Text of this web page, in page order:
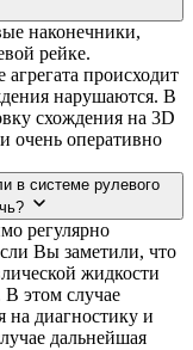
наконечники,
рейке.
происходит
нарушаются. В
схождения на 3D
очень оперативно
в системе рулевого
регулярно
Вы заметили, что
жидкости
В этом случае
на диагностику и
дальнейшая